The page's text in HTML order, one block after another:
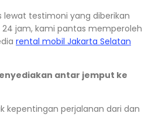
lewat testimoni yang diberikan
jam, kami pantas memperoleh
rental mobil Jakarta Selatan
antar jemput ke
kepentingan perjalanan dari dan